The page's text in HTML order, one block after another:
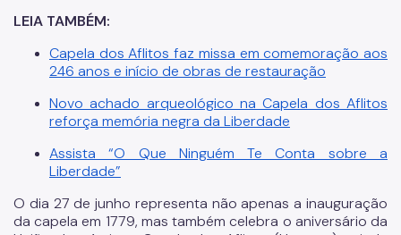
LEIA TAMBÉM:
Capela dos Aflitos faz missa em comemoração aos
246 anos e início de obras de restauração
Novo achado arqueológico na Capela dos Aflitos
reforça memória negra da Liberdade
Assista “O Que Ninguém Te Conta sobre a
Liberdade”
O dia 27 de junho representa não apenas a inauguração
da capela em 1779, mas também celebra o aniversário da